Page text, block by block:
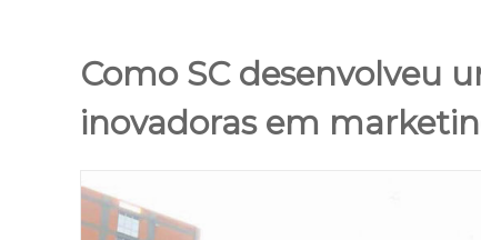
Como SC desenvolveu
inovadoras em
View
Larger
Image